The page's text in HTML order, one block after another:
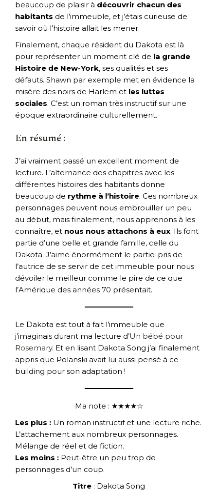
beaucoup de plaisir à découvrir chacun des
habitants de l’immeuble, et j’étais curieuse de
savoir où l’histoire allait les mener.
Finalement, chaque résident du Dakota est là
pour représenter un moment clé de la grande
Histoire de New-York, ses qualités et ses
défauts. Shawn par exemple met en évidence la
misère des noirs de Harlem et les luttes
sociales. C’est un roman très instructif sur une
époque extraordinaire culturellement.
En résumé :
J’ai vraiment passé un excellent moment de
lecture. L’alternance des chapitres avec les
différentes histoires des habitants donne
beaucoup de rythme à l’histoire. Ces nombreux
personnages peuvent nous embrouiller un peu
au début, mais finalement, nous apprenons à les
connaître, et nous nous attachons à eux. Ils font
partie d’une belle et grande famille, celle du
Dakota. J’aime énormément le partie-pris de
l’autrice de se servir de cet immeuble pour nous
dévoiler le meilleur comme le pire de ce que
l’Amérique des années 70 présentait.
Le Dakota est tout à fait l’immeuble que
j’imaginais durant ma lecture d’Un bébé pour
Rosemary. Et en lisant Dakota Song j’ai finalement
appris que Polanski avait lui aussi pensé à ce
building pour son adaptation !
Ma note : ★★★★☆
Les plus : Un roman instructif et une lecture riche.
L’attachement aux nombreux personnages.
Mélange de réel et de fiction.
Les moins : Peut-être un peu trop de
personnages d’un coup.
Titre : Dakota Song